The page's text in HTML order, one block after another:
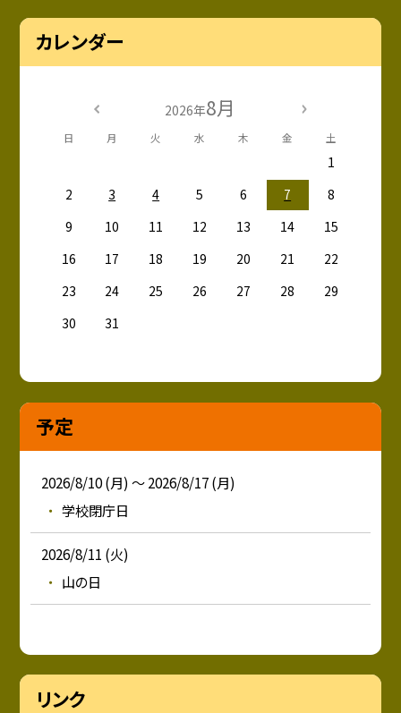
カレンダー
2026年8月
日 月 火 水 木 金 土
1
2
3 4 5 6 7
8
9
10 11 12 13 14
15
16
17 18 19 20 21
22
23
24 25 26 27 28
29
30
31
予定
2026/8/10 (月) ～ 2026/8/17 (月)
学校閉庁日
2026/8/11 (火)
山の日
リンク